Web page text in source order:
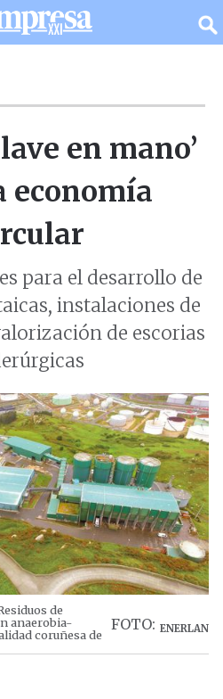
en mano’
economía
para el desarrollo de
instalaciones de
de escorias
de
anaerobia-
coruñesa de
ENERLAN
FOTO: